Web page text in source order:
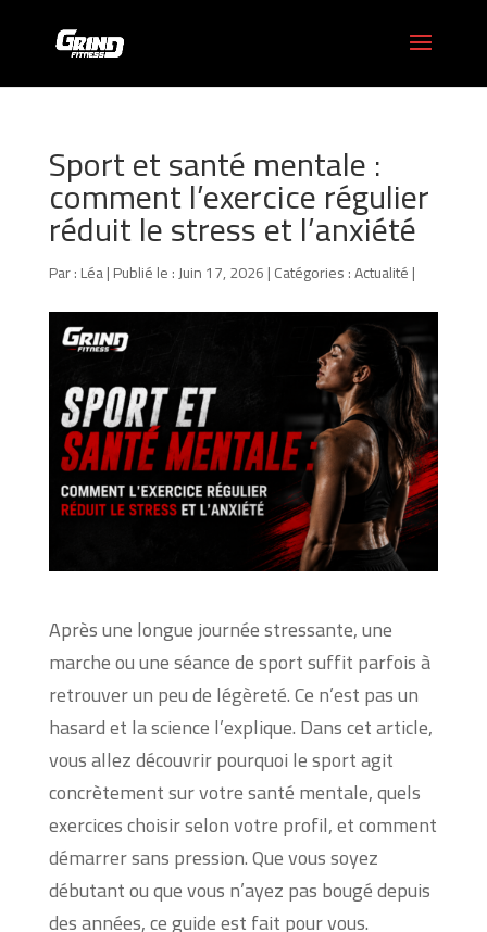
Sport et santé mentale :
comment l’exercice régulier
réduit le stress et l’anxiété
Par :Léa|Publié le : Juin 17, 2026|Catégories :Actualité|
Après une longue journée stressante, une
marche ou une séance de sport suffit parfois à
retrouver un peu de légèreté. Ce n’est pas un
hasard et la science l’explique. Dans cet article,
vous allez découvrir pourquoi le sport agit
concrètement sur votre santé mentale, quels
exercices choisir selon votre profil, et comment
démarrer sans pression. Que vous soyez
débutant ou que vous n’ayez pas bougé depuis
des années, ce guide est fait pour vous.